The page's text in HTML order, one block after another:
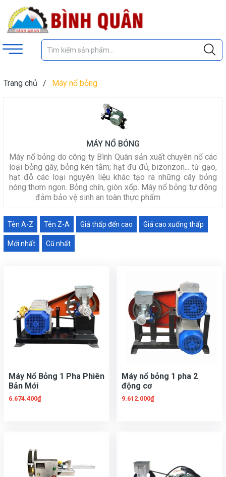
Trang chủ / Máy nổ bỏng
MÁY NỔ BỎNG
Máy nổ bỏng do công ty Bình Quân sản xuất chuyên nổ các
loại bỏng gây, bỏng kén tằm; hạt đu đủ, bizonzon... từ gạo,
hạt đỗ các loại nguyên liệu khác tạo ra những cây bỏng
nóng thơm ngon. Bỏng chín, giòn xốp. Máy nổ bỏng tự động
đảm bảo vệ sinh an toàn thực phẩm
Tên A-Z Tên Z-A Giá thấp đến cao Giá cao xuống thấp
Mới nhất Cũ nhất
Máy Nổ Bỏng 1 Pha Phiên
Bản Mới
6.674.400₫
Máy nổ bỏng 1 pha 2
động cơ
9.612.000₫